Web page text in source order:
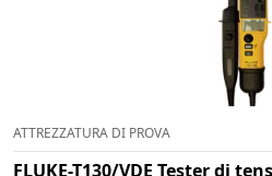
ATTREZZATURA DI PROVA
FLUKE-T130/VDE Tester di